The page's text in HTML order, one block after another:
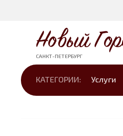
Новый
САНКТ-ПЕТЕРБУРГ
КАТЕГОРИИ: Услуги